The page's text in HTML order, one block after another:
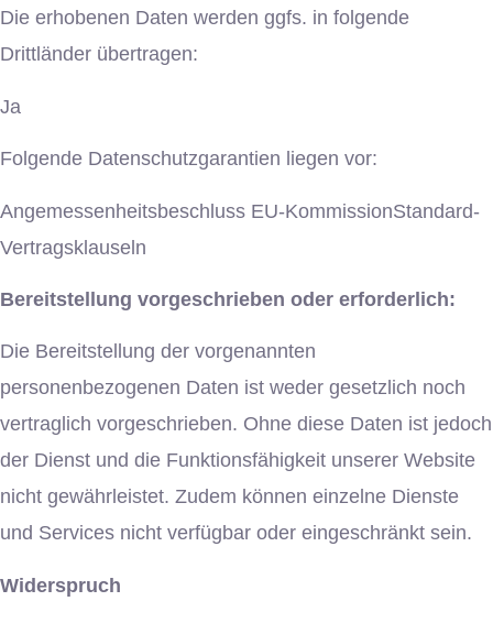
Die erhobenen Daten werden ggfs. in folgende
Drittländer übertragen:
Ja
Folgende Datenschutzgarantien liegen vor:
Angemessenheitsbeschluss EU-KommissionStandard-
Vertragsklauseln
Bereitstellung vorgeschrieben oder erforderlich:
Die Bereitstellung der vorgenannten
personenbezogenen Daten ist weder gesetzlich noch
vertraglich vorgeschrieben. Ohne diese Daten ist jedoch
der Dienst und die Funktionsfähigkeit unserer Website
nicht gewährleistet. Zudem können einzelne Dienste
und Services nicht verfügbar oder eingeschränkt sein.
Widerspruch